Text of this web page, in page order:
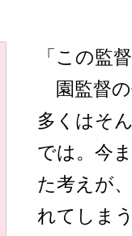
「この監
園監督の
多くはそ
では。今
た考えが
れてしま